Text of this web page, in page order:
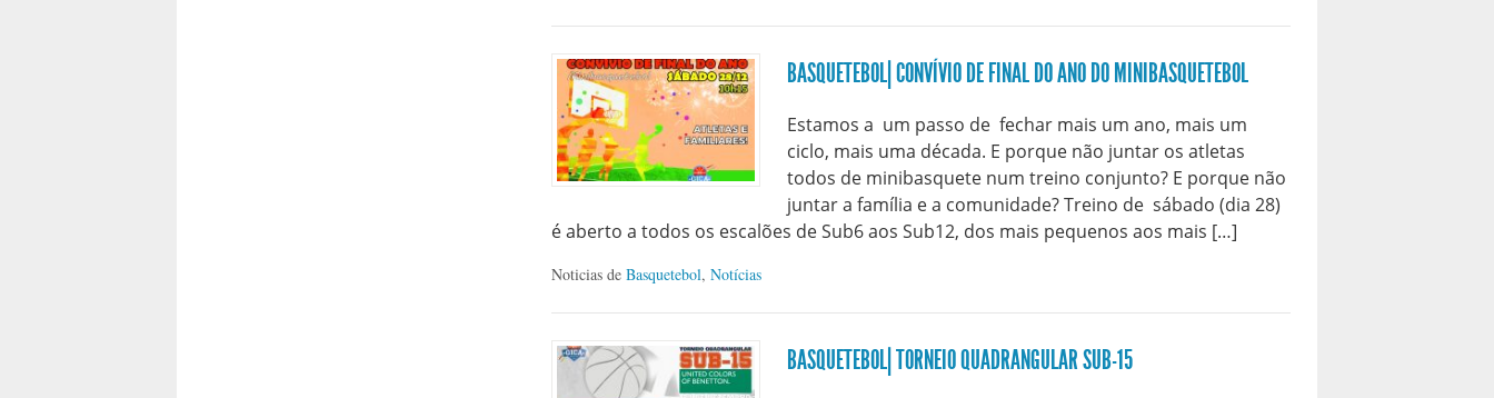
BASQUETEBOL| CONVÍVIO DE FINAL DO ANO DO MINIBASQUETEBOL
Estamos a um passo de fechar mais um ano, mais um
ciclo, mais uma década. E porque não juntar os atletas
todos de minibasquete num treino conjunto? E porque não
juntar a família e a comunidade? Treino de sábado (dia 28)
é aberto a todos os escalões de Sub6 aos Sub12, dos mais pequenos aos mais […]
Noticias de Basquetebol, Notícias
BASQUETEBOL| TORNEIO QUADRANGULAR SUB-15